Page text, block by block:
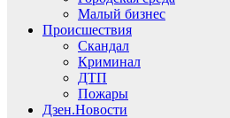
Малый бизнес
Происшествия
Скандал
Криминал
ДТП
Пожары
Дзен.Новости